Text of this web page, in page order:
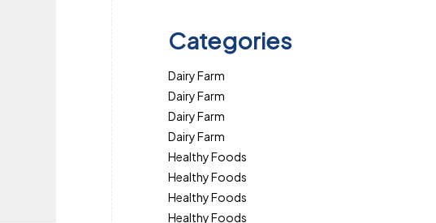
Categories
Dairy Farm
Dairy Farm
Dairy Farm
Dairy Farm
Healthy Foods
Healthy Foods
Healthy Foods
Healthy Foods